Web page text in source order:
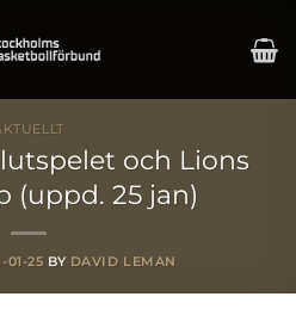
och Lions
(uppd. 25 jan)
01-25 BY DAVID LEMAN